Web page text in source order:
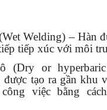
Welding) – Hàn
tiếp xúc với môi
(Dry or
tạo ra gần khu
việc bằng